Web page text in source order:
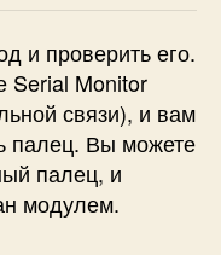
и проверить его.
Serial Monitor
связи), и вам
палец. Вы можете
палец, и
модулем.